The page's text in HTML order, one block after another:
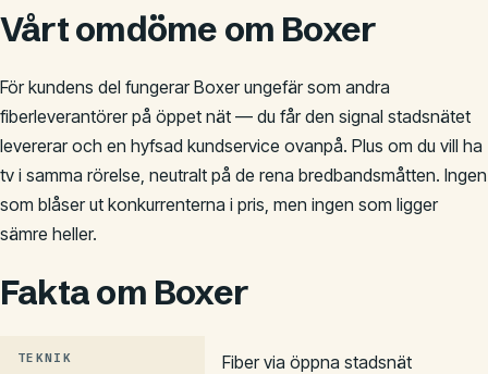
Vårt omdöme om Boxer
För kundens del fungerar Boxer ungefär som andra
fiberleverantörer på öppet nät — du får den signal stadsnätet
levererar och en hyfsad kundservice ovanpå. Plus om du vill ha
tv i samma rörelse, neutralt på de rena bredbandsmåtten. Ingen
som blåser ut konkurrenterna i pris, men ingen som ligger
sämre heller.
Fakta om Boxer
TEKNIK Fiber via öppna stadsnät